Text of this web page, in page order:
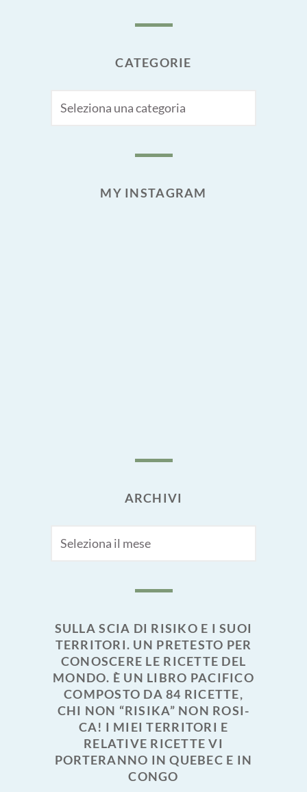
CATEGORIE
MY INSTAGRAM
ARCHIVI
SULLA SCIA DI RISIKO E I SUOI
TERRITORI. UN PRETESTO PER
CONOSCERE LE RICETTE DEL
MONDO. È UN LIBRO PACIFICO
COMPOSTO DA 84 RICETTE,
CHI NON “RISIKA” NON ROSI-
CA! I MIEI TERRITORI E
RELATIVE RICETTE VI
PORTERANNO IN QUEBEC E IN
CONGO